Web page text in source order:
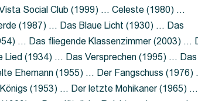
Social Club (1999) … Celeste (1980) …
(1987) … Das Blaue Licht (1930) … Das
… Das fliegende Klassenzimmer (2003) …
(1934) … Das Versprechen (1995) … Das
Ehemann (1955) … Der Fangschuss (1976)
(1953) … Der letzte Mohikaner (1965) …